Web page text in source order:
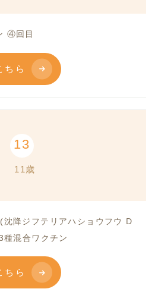
④回目
ちら
13
11歳
沈降ジフテリアハショウフウ D
混合ワクチン
ちら